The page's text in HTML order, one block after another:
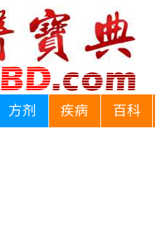
方剂 疾病 百科